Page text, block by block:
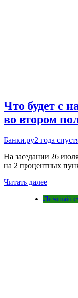
Что будет с
во втором
Банки.ру2 года
На заседании 26
на 2 процентных
Читать далее
Личный